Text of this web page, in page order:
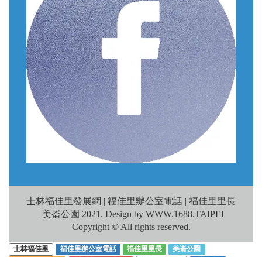
士林福佳里發展網 | 福佳里辦公室電話 | 福佳里里長
| 美崙公園 2021. Design by WWW.1688.TAIPEI
Copyright © All rights reserved.
士林福佳里 福佳里辦公室電話 福佳里里長
美崙公園